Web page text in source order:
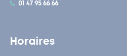
01 47 95 66 66
Horaires